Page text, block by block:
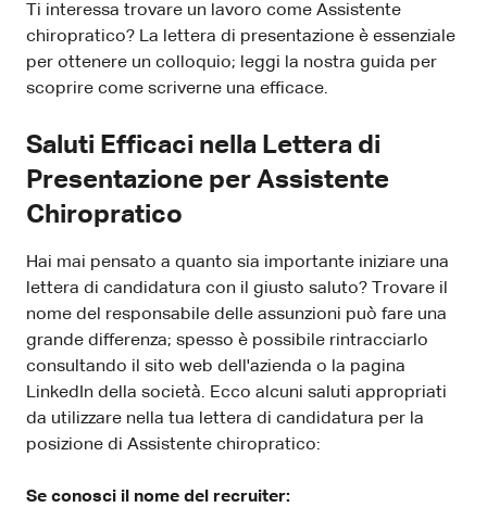
Ti interessa trovare un lavoro come Assistente
chiropratico? La lettera di presentazione è essenziale
per ottenere un colloquio; leggi la nostra guida per
scoprire come scriverne una efficace.
Saluti Efficaci nella Lettera di
Presentazione per Assistente
Chiropratico
Hai mai pensato a quanto sia importante iniziare una
lettera di candidatura con il giusto saluto? Trovare il
nome del responsabile delle assunzioni può fare una
grande differenza; spesso è possibile rintracciarlo
consultando il sito web dell'azienda o la pagina
LinkedIn della società. Ecco alcuni saluti appropriati
da utilizzare nella tua lettera di candidatura per la
posizione di Assistente chiropratico:
Se conosci il nome del recruiter: